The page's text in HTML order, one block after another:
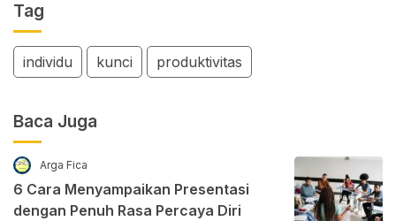
Tag
individu kunci produktivitas
Baca Juga
Arga Fica
6 Cara Menyampaikan Presentasi
dengan Penuh Rasa Percaya Diri